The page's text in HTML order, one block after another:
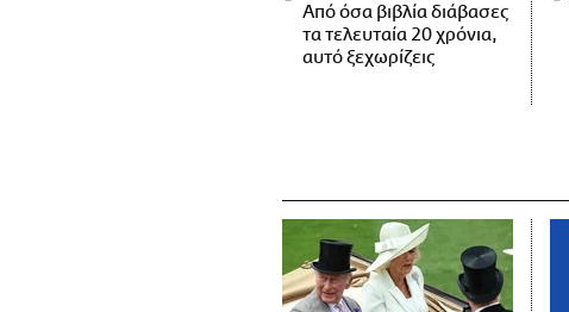
Από όσα βιβλία διάβασες
τα τελευταία 20 χρόνια,
αυτό ξεχωρίζεις